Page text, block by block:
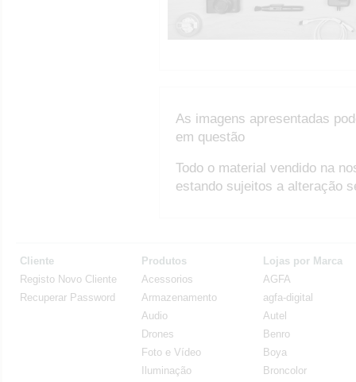
As imagens apresentadas
em questão
Todo o material vendido na
estando sujeitos a alteração
Cliente
Registo Novo Cliente
Recuperar Password
Produtos
Acessorios
Armazenamento
Audio
Drones
Foto e Vídeo
Iluminação
Lojas por Marca
AGFA
agfa-digital
Autel
Benro
Boya
Broncolor